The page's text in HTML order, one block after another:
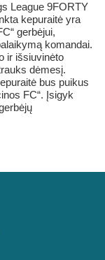
League 9FORTY
kepuraitė yra
gerbėjui,
komandai.
ir išsiuvinėto
dėmesį.
bus puikus
FC“. Įsigyk